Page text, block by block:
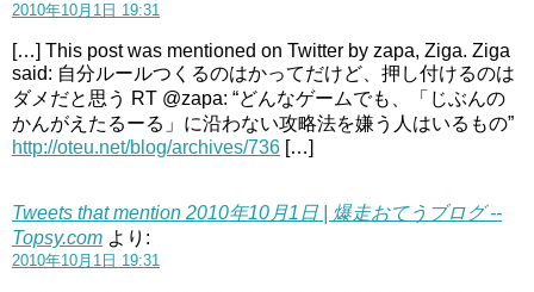
2010年10月1日 19:31
[…] This post was mentioned on Twitter by zapa, Ziga. Ziga
said: 自分ルールつくるのはかってだけど、押し付けるのは
ダメだと思う RT @zapa: “どんなゲームでも、「じぶんの
かんがえたるーる」に沿わない攻略法を嫌う人はいるもの”
http://oteu.net/blog/archives/736 […]
Tweets that mention 2010年10月1日 | 爆走おてうブログ --
Topsy.com より:
2010年10月1日 19:31